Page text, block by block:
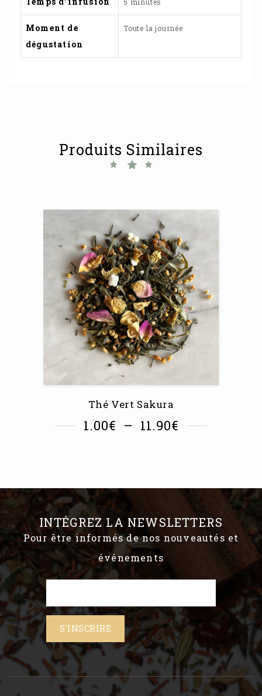
5 minutes
Moment de
dégustation
Toute la journée
Produits Similaires
Thé Vert Sakura
1.00€ – 11.90€
INTÉGREZ LA NEWSLETTERS
Pour être informés de nos nouveautés et
événements